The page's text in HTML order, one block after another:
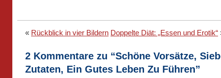
« Rückblick in vier Bildern Doppelte Diät: „Essen und Erotik“
2 Kommentare zu “Schöne Vorsätze,
Zutaten, Ein Gutes Leben Zu Führen”